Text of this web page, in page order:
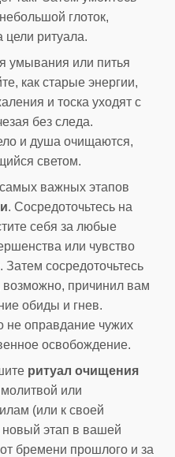
глоток,
цели ритуала.
умывания или питья
как старые энергии,
и тоска уходят с
без следа.
и душа очищаются,
светом.
важных этапов
. Сосредоточьтесь на
себя за любые
или чувство
сосредоточьтесь
возможно, причинил вам
обиды и гнев.
не оправдание чужих
освобождение.
ритуал очищения
или
(или к своей
новый этап в вашей
бремени прошлого и за